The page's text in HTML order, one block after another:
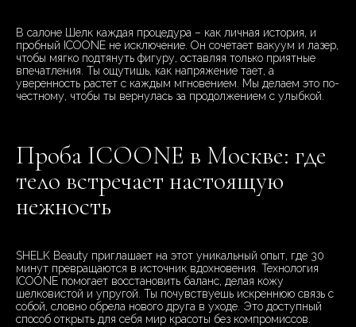
В салоне Шелк каждая процедура – как личная история, и
пробный ICOONE не исключение. Он сочетает вакуум и лазер,
чтобы мягко подтянуть фигуру, оставляя только приятные
впечатления. Ты ощутишь, как напряжение тает, а
уверенность растет с каждым мгновением. Мы делаем это по-
честному, чтобы ты вернулась за продолжением с улыбкой.
Проба ICOONE в Москве: где
тело встречает настоящую
нежность
SHELK Beauty приглашает на этот уникальный опыт, где 30
минут превращаются в источник вдохновения. Технология
ICOONE помогает восстановить баланс, делая кожу
шелковистой и упругой. Ты почувствуешь искреннюю связь с
собой, словно обрела нового друга в уходе. Это доступный
способ открыть для себя мир красоты без компромиссов.